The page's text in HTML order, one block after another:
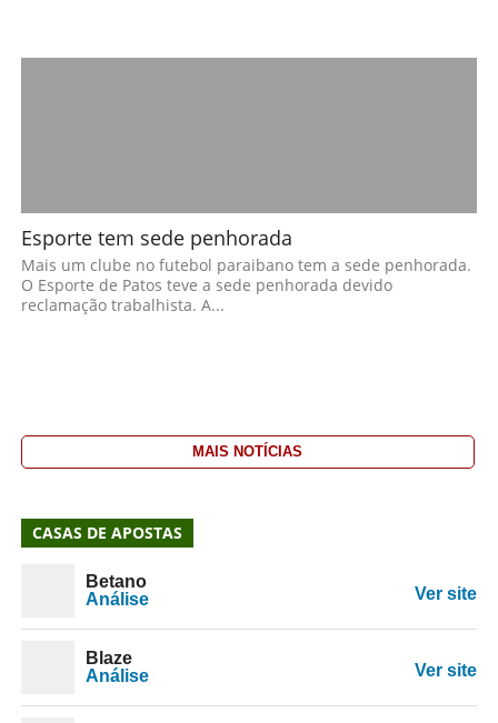
Esporte tem sede penhorada
Mais um clube no futebol paraibano tem a sede penhorada.
O Esporte de Patos teve a sede penhorada devido
reclamação trabalhista. A...
MAIS NOTÍCIAS
CASAS DE APOSTAS
Betano
Análise
Ver site
Blaze
Análise
Ver site